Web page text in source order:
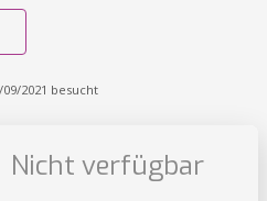
2021 besucht
Nicht verfügbar